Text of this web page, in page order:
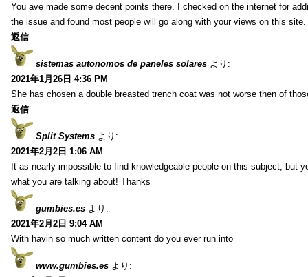
You ave made some decent points there. I checked on the internet for
the issue and found most people will go along with your views on this site.
返信
sistemas autonomos de paneles solares より:
2021年1月26日 4:36 PM
She has chosen a double breasted trench coat was not worse then of
返信
Split Systems より:
2021年2月2日 1:06 AM
It as nearly impossible to find knowledgeable people on this subject, but
what you are talking about! Thanks
gumbies.es より:
2021年2月2日 9:04 AM
With havin so much written content do you ever run into
www.gumbies.es より: